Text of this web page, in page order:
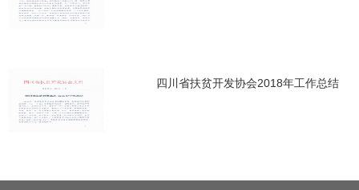
四川省扶贫开发协会2018年工作总结